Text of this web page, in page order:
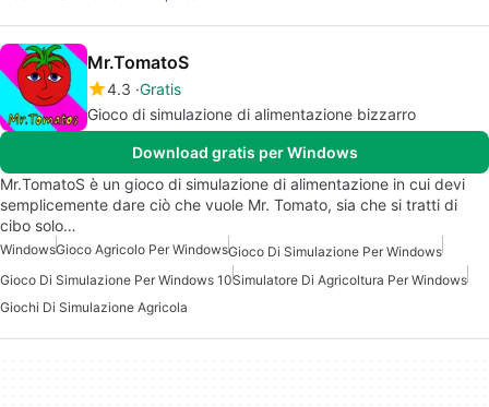
Mr.TomatoS
4.3 Gratis
Gioco di simulazione di alimentazione bizzarro
Download gratis per Windows
Mr.TomatoS è un gioco di simulazione di alimentazione in cui devi
semplicemente dare ciò che vuole Mr. Tomato, sia che si tratti di
cibo solo…
WindowsGioco Agricolo Per WindowsGioco Di Simulazione Per Windows
Gioco Di Simulazione Per Windows 10Simulatore Di Agricoltura Per Windows
Giochi Di Simulazione Agricola